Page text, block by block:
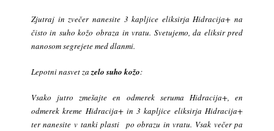
Zjutraj in zvečer nanesite 3 kapljice eliksirja Hidracija+ na
čisto in suho kožo obraza in vratu. Svetujemo, da eliksir pred
nanosom segrejete med dlanmi.
Lepotni nasvet zazelo suho kožo:
Vsako jutro zmešajte en odmerek seruma Hidracija+, en
odmerek kreme Hidracija+ in 3 kapljice eliksirja Hidracija+
ter nanesite v tanki plasti po obrazu in vratu. Vsak večer pa